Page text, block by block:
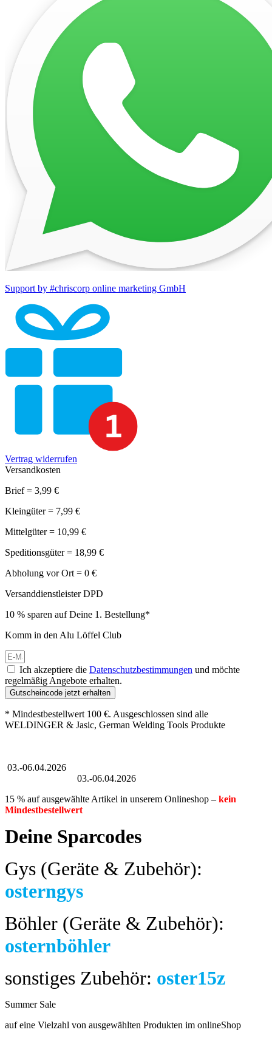
Support by #chriscorp online marketing GmbH
Vertrag widerrufen
Versandkosten
Brief = 3,99 €
Kleingüter = 7,99 €
Mittelgüter = 10,99 €
Speditionsgüter = 18,99 €
Abholung vor Ort = 0 €
Versanddienstleister DPD
10 % sparen auf Deine 1. Bestellung*
Komm in den Alu Löffel Club
Ich akzeptiere die Datenschutzbestimmungen und möchte
regelmäßig Angebote erhalten.
Gutscheincode jetzt erhalten
* Mindestbestellwert 100 €. Ausgeschlossen sind alle
WELDINGER & Jasic, German Welding Tools Produkte
03.-06.04.2026
03.-06.04.2026
15 % auf ausgewählte Artikel in unserem Onlineshop – kein
Mindestbestellwert
Deine Sparcodes
Gys (Geräte & Zubehör):
osterngys
Böhler (Geräte & Zubehör):
osternböhler
sonstiges Zubehör: oster15z
Summer Sale
auf eine Vielzahl von ausgewählten Produkten im onlineShop